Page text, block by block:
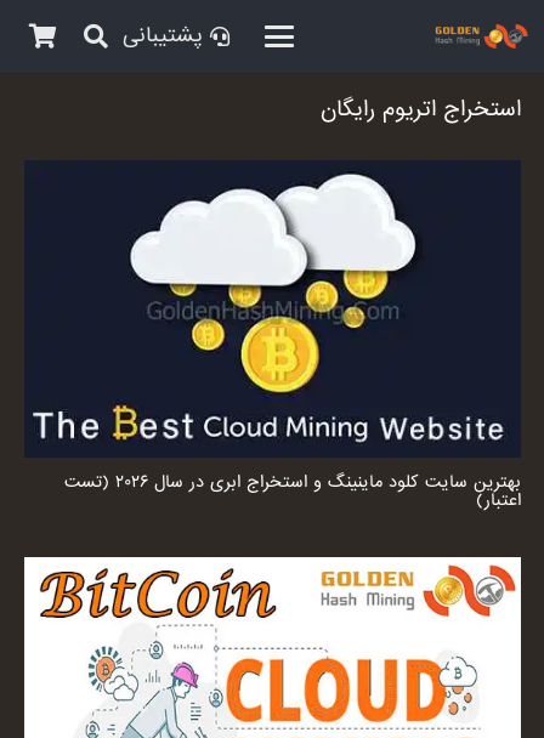
پشتیبانی
استخراج اتریوم رایگان
بهترین سایت کلود ماینینگ و استخراج ابری در سال ۲۰۲۶ (تست
اعتبار)